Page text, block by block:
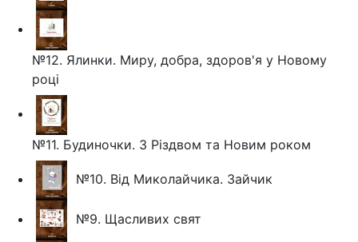
№12. Ялинки. Миру, добра, здоров'я у Новому
році
№11. Будиночки. З Різдвом та Новим роком
№10. Від Миколайчика. Зайчик
№9. Щасливих свят